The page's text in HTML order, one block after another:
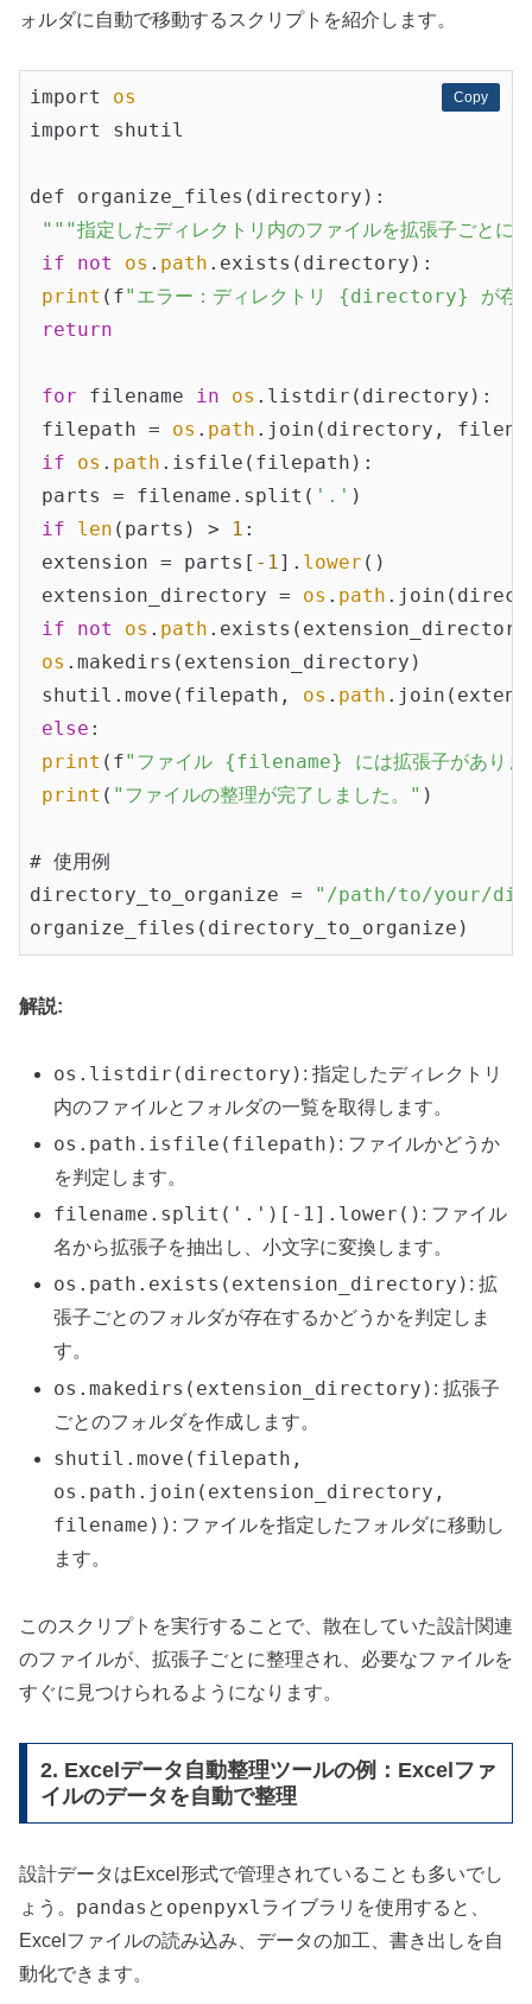
ォルダに自動で移動するスクリプトを紹介します。
Copy
Copy
import os
import shutil
def organize_files(directory):
"" "指定したディレクトリ内のファイルを拡張子ごとに
if
not os . path .exists(directory):
print (f"エラー：ディレクトリ {directory} が存
return
for filename in os .listdir(directory):
filepath = os . path .join(directory,
if
os . path .isfile(filepath):
parts = filename.split( '.' )
if
len (parts) > 1 :
extension = parts[ -1]. lower ()
extension_directory = os . path
if
not os . path
os .makedirs(extension_directory)
shutil.move(filepath, os . path
else :
print (f"ファイル {filename} には拡張子がありま
print ( "ファイルの整理が完了しました。" )
# 使用例
directory_to_organize =
"/path/to/your/
解説:
os.listdir(directory) : 指定したディレクトリ
内のファイルとフォルダの一覧を取得します。
os.path.isfile(filepath) : ファイルかどうか
を判定します。
filename.split('.')[-1].lower() : ファイル
名から拡張子を抽出し、小文字に変換します。
os.path.exists(extension_directory) : 拡
張子ごとのフォルダが存在するかどうかを判定しま
す。
os.makedirs(extension_directory) : 拡張子
ごとのフォルダを作成します。
shutil.move(filepath,
os.path.join(extension_directory,
filename)) : ファイルを指定したフォルダに移動し
ます。
このスクリプトを実行することで、散在していた設計関連
のファイルが、拡張子ごとに整理され、必要なファイルを
すぐに見つけられるようになります。
2. Excelデータ自動整理ツールの例：Excelファ
イルのデータを自動で整理
設計データはExcel形式で管理されていることも多いでし
ょう。 pandas と openpyxlライブラリを使用すると、
Excelファイルの読み込み、データの加工、書き出しを自
動化できます。